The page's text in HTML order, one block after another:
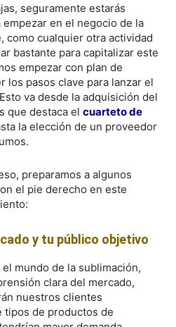
seguramente estarás
en el negocio de la
como cualquier otra actividad
bastante para capitalizar este
empezar con plan de
los pasos clave para lanzar el
va desde la adquisición del
que destaca el cuarteto de
la elección de un proveedor
preparamos a algunos
el pie derecho en este
y tu público objetivo
mundo de la sublimación,
clara del mercado,
nuestros clientes
tipos de productos de